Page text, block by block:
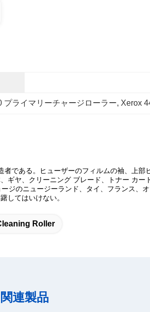
プライマリーチャージローラー, Xerox
である。ヒューザーのフィルムの袖、上
ヤ、クリーニング ブレード、トナー カ
のニュージーランド、タイ、フランス、
してはいけない。
Roller
関連製品